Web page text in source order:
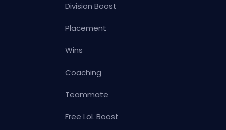
Division Boost
Placement
Wins
Coaching
Teammate
Free LoL Boost